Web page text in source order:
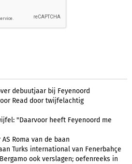
debuutjaar bij Feyenoord
Read door twijfelachtig
"Daarvoor heeft Feyenoord me
Roma van de baan
Turks international van Fenerbahçe
ook verslagen; oefenreeks in